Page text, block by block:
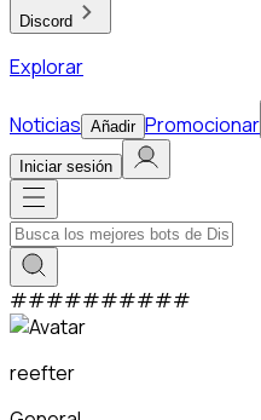
Discord
Explorar
Noticias Añadir Promocionar
Iniciar sesión
##########
reefter